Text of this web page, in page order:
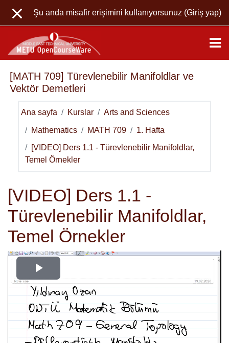
Şu anda misafir erişimini kullanıyorsunuz (Giriş yap)
[MATH 709] Türevlenebilir Manifoldlar ve
Vektör Demetleri
Ana sayfa Kurslar Arts and Sciences
Mathematics MATH 709 1. Hafta
[VIDEO] Ders 1.1 - Türevlenebilir Manifoldlar,
Temel Örnekler
[VIDEO] Ders 1.1 -
Türevlenebilir Manifoldlar,
Temel Örnekler
Videoyu
Oynat